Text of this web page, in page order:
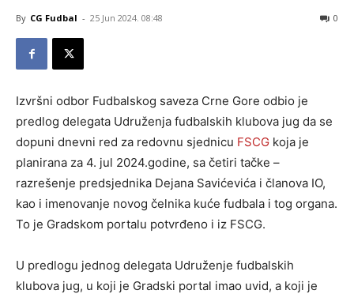
By CG Fudbal - 25 Jun 2024. 08:48 0
Izvršni odbor Fudbalskog saveza Crne Gore odbio je
predlog delegata Udruženja fudbalskih klubova jug da se
dopuni dnevni red za redovnu sjednicu FSCG koja je
planirana za 4. jul 2024.godine, sa četiri tačke –
razrešenje predsjednika Dejana Savićevića i članova IO,
kao i imenovanje novog čelnika kuće fudbala i tog organa.
To je Gradskom portalu potvrđeno i iz FSCG.
U predlogu jednog delegata Udruženje fudbalskih
klubova jug, u koji je Gradski portal imao uvid, a koji je